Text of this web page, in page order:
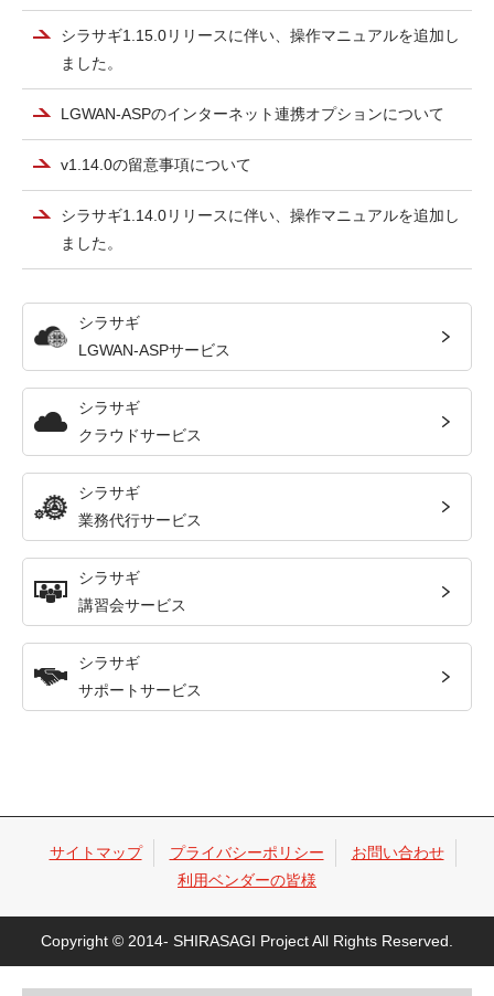
シラサギ1.15.0リリースに伴い、操作マニュアルを追加し
ました。
LGWAN-ASPのインターネット連携オプションについて
v1.14.0の留意事項について
シラサギ1.14.0リリースに伴い、操作マニュアルを追加し
ました。
シラサギ
LGWAN-ASPサービス
シラサギ
クラウドサービス
シラサギ
業務代行サービス
シラサギ
講習会サービス
シラサギ
サポートサービス
サイトマップ プライバシーポリシー
お問い合わせ
利用ベンダーの皆様
Copyright © 2014- SHIRASAGI Project All Rights Reserved.